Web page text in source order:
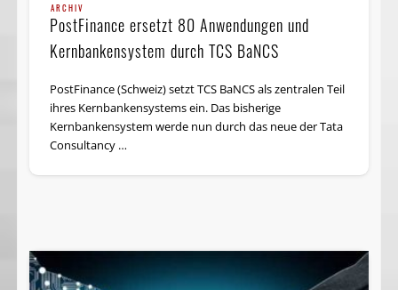
ARCHIV
PostFinance ersetzt 80 Anwendungen und
Kernbankensystem durch TCS BaNCS
PostFinance (Schweiz) setzt TCS BaNCS als zentralen Teil
ihres Kernbankensystems ein. Das bisherige
Kernbankensystem werde nun durch das neue der Tata
Consultancy …